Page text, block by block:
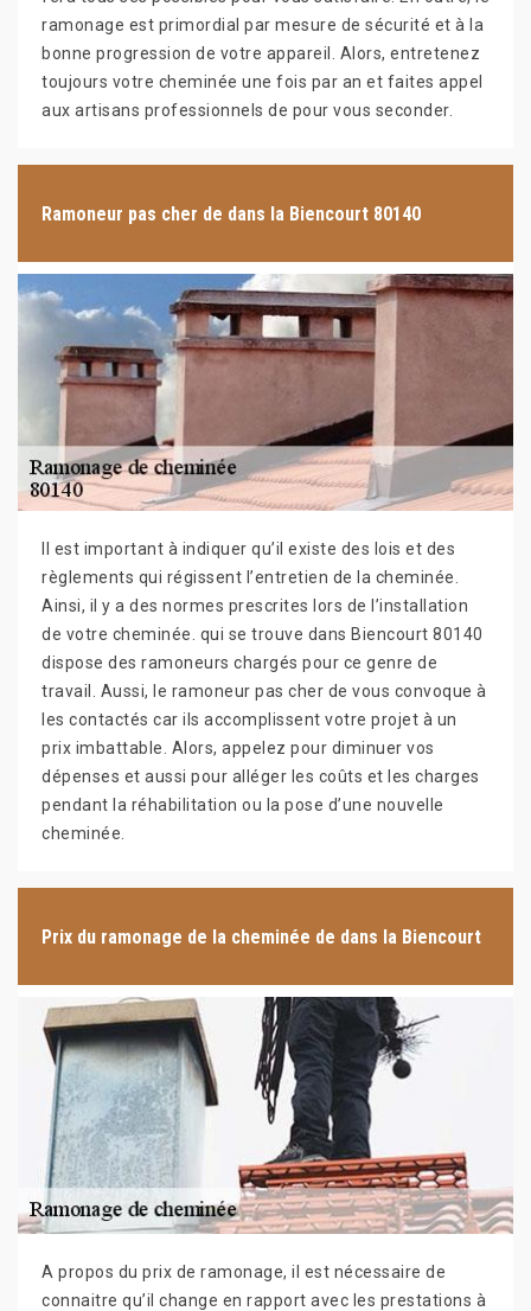
ramonage est primordial par mesure de sécurité et à la
bonne progression de votre appareil. Alors, entretenez
toujours votre cheminée une fois par an et faites appel
aux artisans professionnels de pour vous seconder.
Ramoneur pas cher de dans la Biencourt 80140
Il est important à indiquer qu’il existe des lois et des
règlements qui régissent l’entretien de la cheminée.
Ainsi, il y a des normes prescrites lors de l’installation
de votre cheminée. qui se trouve dans Biencourt 80140
dispose des ramoneurs chargés pour ce genre de
travail. Aussi, le ramoneur pas cher de vous convoque à
les contactés car ils accomplissent votre projet à un
prix imbattable. Alors, appelez pour diminuer vos
dépenses et aussi pour alléger les coûts et les charges
pendant la réhabilitation ou la pose d’une nouvelle
cheminée.
Prix du ramonage de la cheminée de dans la Biencourt
A propos du prix de ramonage, il est nécessaire de
connaitre qu’il change en rapport avec les prestations à